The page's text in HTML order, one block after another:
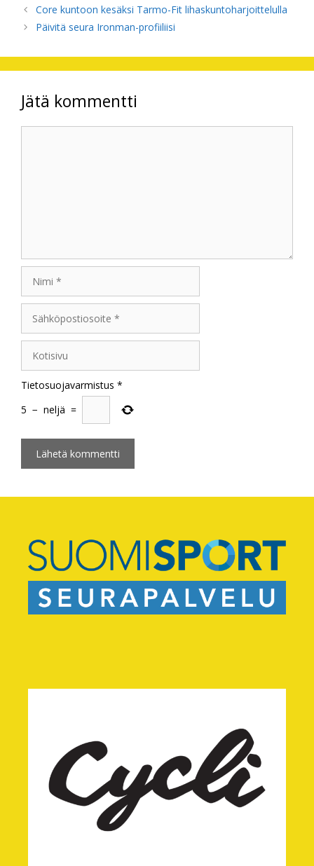
Core kuntoon kesäksi Tarmo-Fit lihaskuntoharjoittelulla
Päivitä seura Ironman-profiiliisi
Jätä kommentti
Tietosuojavarmistus *
5 − neljä =